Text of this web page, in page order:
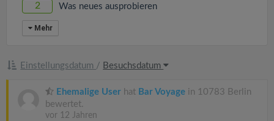
2 Was neues ausprobieren
Mehr
Einstellungsdatum / Besuchsdatum
Ehemalige User hat Bar Voyage in 10783 Berlin
bewertet.
vor 12 Jahren